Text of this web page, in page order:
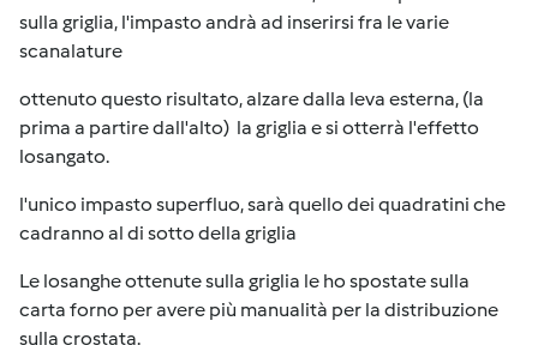
sulla griglia, l'impasto andrà ad inserirsi fra le varie
scanalature
ottenuto questo risultato, alzare dalla leva esterna, (la
prima a partire dall'alto) la griglia e si otterrà l'effetto
losangato.
l'unico impasto superfluo, sarà quello dei quadratini che
cadranno al di sotto della griglia
Le losanghe ottenute sulla griglia le ho spostate sulla
carta forno per avere più manualità per la distribuzione
sulla crostata.